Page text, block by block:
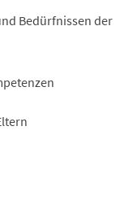
Bedürfnissen der